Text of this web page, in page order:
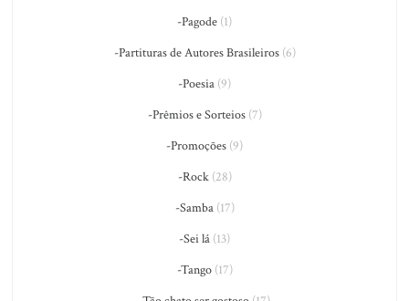
-Pagode (1)
-Partituras de Autores Brasileiros(6)
-Poesia (9)
-Prêmios e Sorteios(7)
-Promoções (9)
-Rock(28)
-Samba(17)
-Sei lá (13)
-Tango(17)